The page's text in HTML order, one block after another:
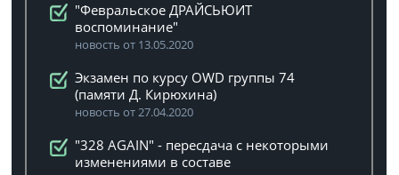
"Февральское ДРАЙСЬЮИТ
воспоминание"
новость от 13.05.2020
Экзамен по курсу OWD группы 74
(памяти Д. Кирюхина)
новость от 27.04.2020
"328 AGAIN" - пересдача с некоторыми
изменениями в составе